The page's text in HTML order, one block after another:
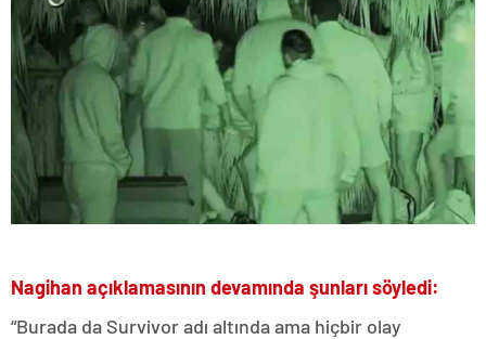
Nagihan açıklamasının devamında şunları söyledi:
“Burada da Survivor adı altında ama hiçbir olay